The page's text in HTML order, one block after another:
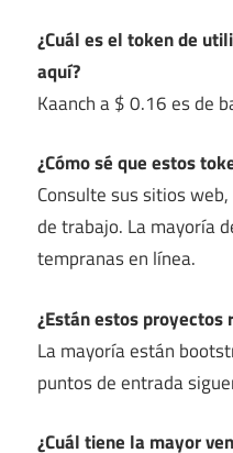
¿Cuál es el token de
aquí?
Kaanch a $ 0.16 es de
¿Cómo sé que estos
Consulte sus sitios
de trabajo. La mayoría
tempranas en línea.
¿Están estos proyectos
La mayoría están
puntos de entrada
¿Cuál tiene la mayor